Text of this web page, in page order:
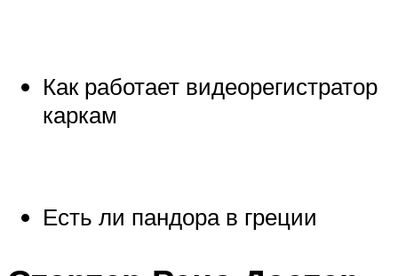
Как работает видеорегистратор
каркам
Есть ли пандора в греции